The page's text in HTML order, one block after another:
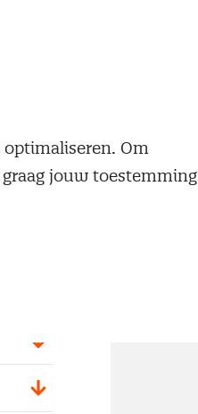
uit
Om
jouw toestemming